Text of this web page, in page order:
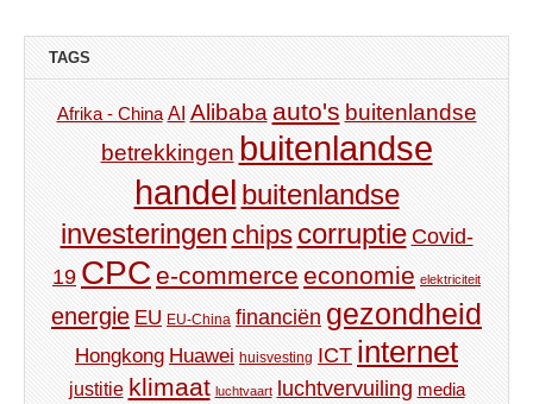
TAGS
Afrika - China AI Alibaba auto's buitenlandse
betrekkingen buitenlandse
handel buitenlandse
investeringen chips corruptie Covid-
19 CPC e-commerce economie elektriciteit
energie EU EU-China financiën gezondheid
Hongkong Huawei huisvesting ICT internet
justitie klimaat luchtvaart luchtvervuiling media